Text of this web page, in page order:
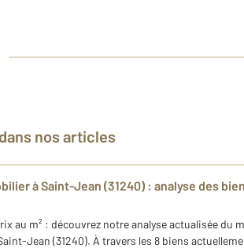
dans nos articles
à Saint-Jean (31240) : analyse des
au m² : découvrez notre analyse actualisée du
Jean (31240). À travers les 8 biens